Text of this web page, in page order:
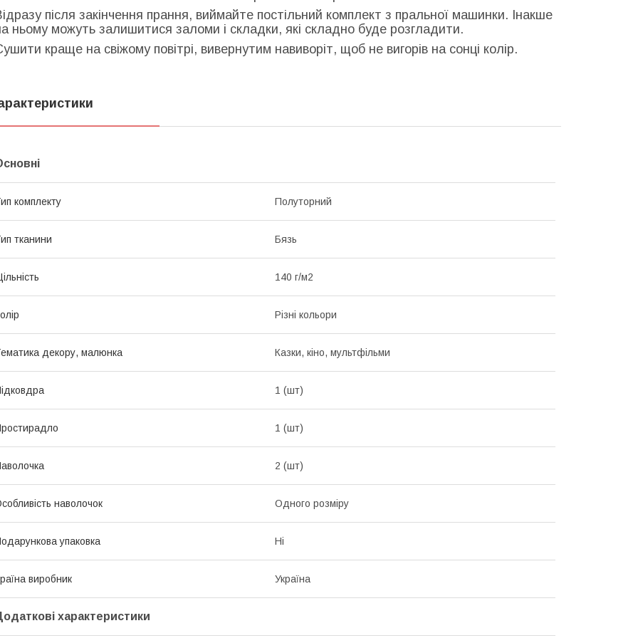
після закінчення прання, виймайте постільний комплект з пральної машинки. Інакше
ньому можуть залишитися заломи і складки, які складно буде розгладити.
краще на свіжому повітрі, вивернутим навиворіт, щоб не вигорів на сонці колір.
комплекту Полуторний
тканини Бязь
140 г/м2
Різні кольори
декору, малюнка Казки, кіно, мультфільми
1 (шт)
1 (шт)
2 (шт)
наволочок Одного розміру
упаковка Ні
виробник Україна
характеристики